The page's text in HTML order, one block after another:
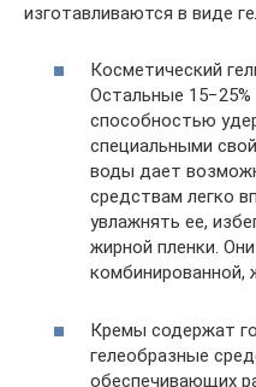
изготавливаются в виде
Косметический
Остальные
способностью
специальными
воды дает
средствам легко
увлажнять ее,
жирной пленки.
комбинированной,
Кремы содержат
гелеобразные
обеспечивающих